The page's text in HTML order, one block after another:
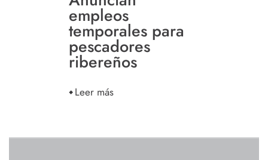
empleos
temporales para
pescadores
ribereños
Leer más